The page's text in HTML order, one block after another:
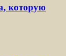
которую